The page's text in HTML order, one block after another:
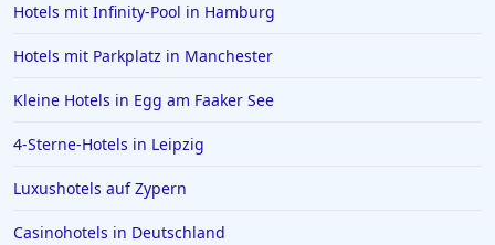
Hotels mit Infinity-Pool in Hamburg
Hotels mit Parkplatz in Manchester
Kleine Hotels in Egg am Faaker See
4-Sterne-Hotels in Leipzig
Luxushotels auf Zypern
Casinohotels in Deutschland